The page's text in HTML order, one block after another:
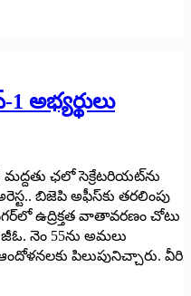
అభ్యర్థులు
మద్దతు ఛలో సెక్రేటరియట్‌ను
బిజెపి అఫీస్‌కు తరలింపు
ఉద్రిక్తత వాతావరణం చోటు
జీఓ. నెం 55ను అమలు
పిలుపునిచ్చారు. వీరి